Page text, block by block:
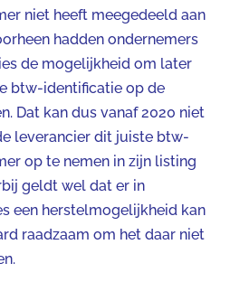
niet heeft meegedeeld aan
hadden ondernemers
de mogelijkheid om later
btw-identificatie op de
Dat kan dus vanaf 2020 niet
leverancier dit juiste btw-
op te nemen in zijn listing
geldt wel dat er in
een herstelmogelijkheid kan
raadzaam om het daar niet